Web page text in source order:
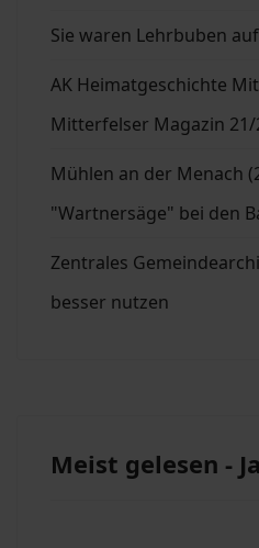
Sie waren Lehrbuben
AK Heimatgeschichte
Mitterfelser Magazin 21/
Mühlen an der Menach
"Wartnersäge" bei den
Zentrales
besser nutzen
Meist gelesen -